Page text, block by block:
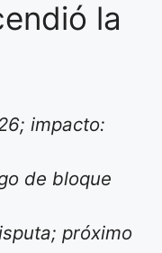
la
impacto:
de bloque
próximo